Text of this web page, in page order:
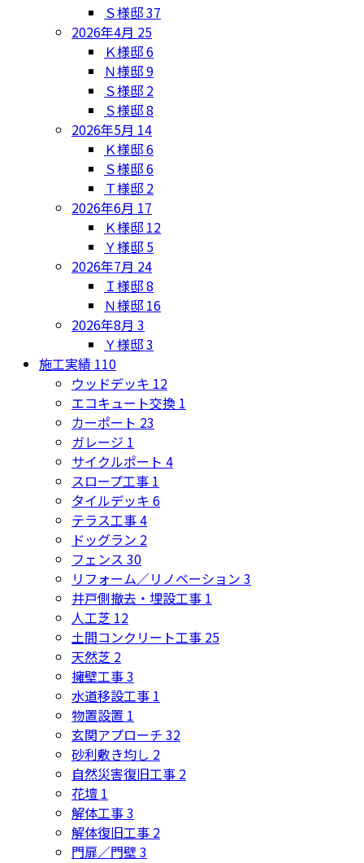
Ｓ様邸37
2026年4月 25
Ｋ様邸6
Ｎ様邸9
Ｓ様邸 2
Ｓ様邸8
2026年5月 14
Ｋ様邸6
Ｓ様邸6
Ｔ様邸 2
2026年6月 17
Ｋ様邸 12
Ｙ様邸 5
2026年7月 24
Ｉ様邸8
Ｎ様邸 16
2026年8月 3
Ｙ様邸3
施工実績 110
ウッドデッキ 12
エコキュート交換 1
カーポート 23
ガレージ 1
サイクルポート 4
スロープ工事 1
タイルデッキ 6
テラス工事4
ドッグラン 2
フェンス 30
リフォーム／リノベーション 3
井戸側撤去・埋設工事 1
人工芝 12
土間コンクリート工事 25
天然芝 2
擁壁工事3
水道移設工事 1
物置設置 1
玄関アプローチ 32
砂利敷き均し 2
自然災害復旧工事 2
花壇 1
解体工事3
解体復旧工事 2
門扉／門壁3